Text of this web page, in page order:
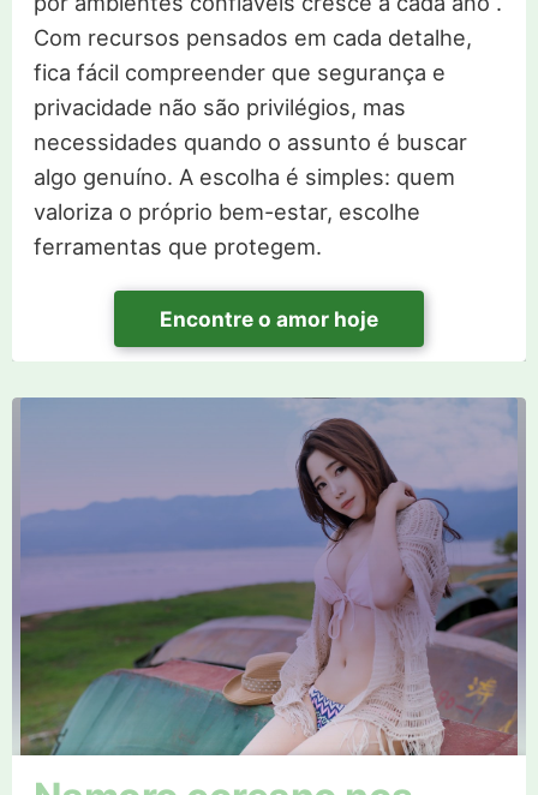
Com recursos pensados em cada detalhe,
fica fácil compreender que segurança e
privacidade não são privilégios, mas
necessidades quando o assunto é buscar
algo genuíno. A escolha é simples: quem
valoriza o próprio bem-estar, escolhe
ferramentas que protegem.
Encontre o amor hoje